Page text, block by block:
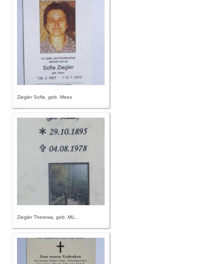
Ziegler Sofie, geb. Mees
Ziegler Theresia, geb. Mü...